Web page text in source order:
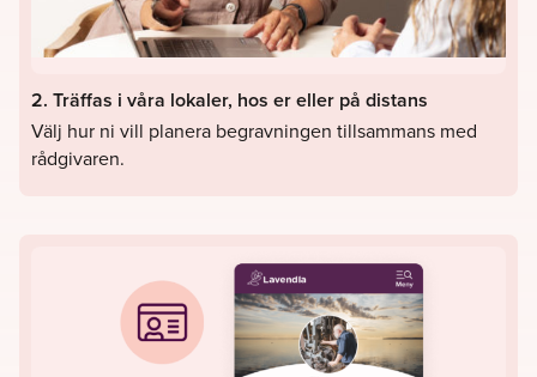
2. Träffas i våra lokaler, hos er eller på distans
Välj hur ni vill planera begravningen tillsammans med
rådgivaren.